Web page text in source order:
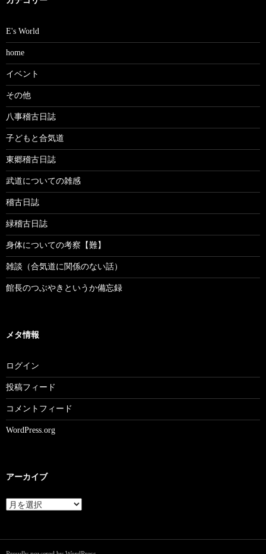
E's World
home
イベント
その他
八事稽古日誌
子どもと合気道
東郷稽古日誌
武道についての雑感
稽古日誌
緑稽古日誌
身体についての考察【難】
雑談（合気道に関係のない話）
館長のつぶやきというか備忘録
メタ情報
ログイン
投稿フィード
コメントフィード
WordPress.org
アーカイブ
ア
ー